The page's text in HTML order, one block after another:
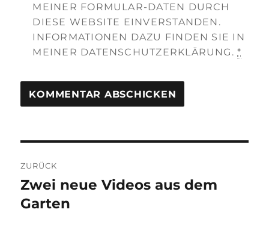
MEINER FORMULAR-DATEN DURCH
DIESE WEBSITE EINVERSTANDEN.
INFORMATIONEN DAZU FINDEN SIE IN
MEINER DATENSCHUTZERKLÄRUNG.*
ZURÜCK
Vorheriger
Beitrag:
Zwei neue Videos aus dem
Garten